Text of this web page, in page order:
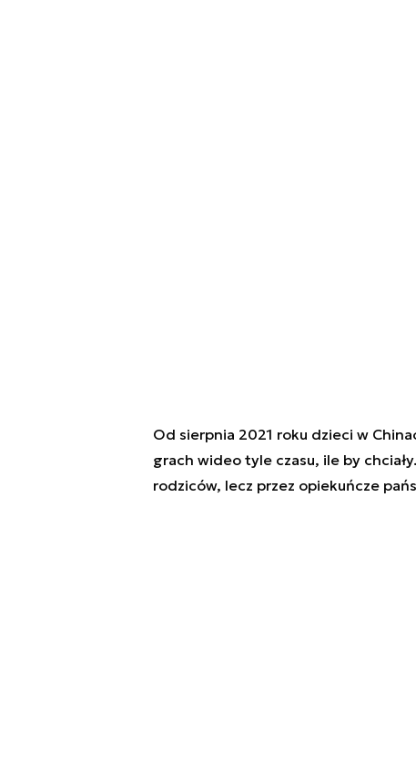
Od sierpnia 2021 roku dzieci w
grach wideo tyle czasu, ile by
rodziców, lecz przez opiekuńcze